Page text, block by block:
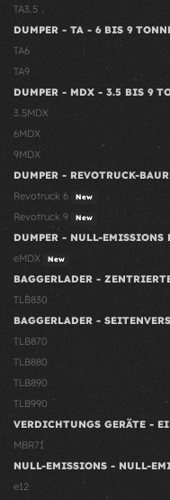
TA3.5
DUMPER - TA - 6 BIS 9
TA6
TA9
DUMPER - MDX - 3.5 BIS 9
3.5MDX
6MDX
9MDX
DUMPER - REVOTRUCK-
Revotruck 6
New
Revotruck 9 New
DUMPER - NULL-EMISSIONS
eMDX
New
BAGGERLADER -
TLB830
BAGGERLADER -
TLB870
TLB880
TLB890
TLB990
VERDICHTUNGS GERÄTE -
MBR71
NULL-EMISSIONS - NULL-
e12